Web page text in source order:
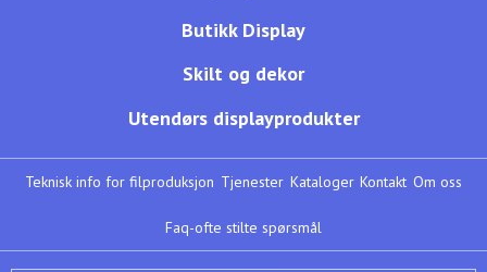
Butikk Display
Skilt og dekor
Utendørs displayprodukter
Teknisk info for filproduksjon Tjenester Kataloger Kontakt Om oss
Faq-ofte stilte spørsmål